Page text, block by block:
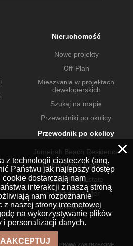
Nieruchomość
Nowe projekty
Off-Plan
Mieszkania w projektach
deweloperskich
Szukaj na mapie
Przewodniki po okolicy
Przewodnik po okolicy
Jumeirah Beach Residence
Dubai Creek Harbour
Dubai Hills Estate
Port de La Mer
Business Bay
2026. WSZELKIE PRAWA ZASTRZEŻONE.
×
z technologii ciasteczek (ang.
Państwu jak najlepszy dostęp
cookie dostarczają nam
interakcji z naszą stroną
nam rozpoznanie
z naszej strony internetowej
na wykorzystywanie plików
i personalizacji danych.